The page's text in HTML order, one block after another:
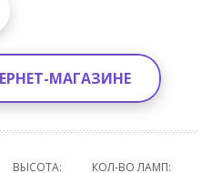
МАГАЗИНЕ
ВЫСОТА: КОЛ-ВО ЛАМП: